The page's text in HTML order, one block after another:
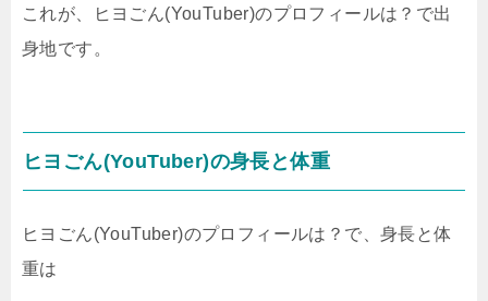
これが、ヒヨごん(YouTuber)のプロフィールは？で出
身地です。
ヒヨごん(YouTuber)の身長と体重
ヒヨごん(YouTuber)のプロフィールは？で、身長と体
重は